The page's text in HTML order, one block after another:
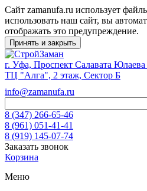
Сайт zamanufa.ru использует
использовать наш сайт, вы
отображать это предупреждение.
Принять и закрыть
г. Уфа, Проспект Салавата Юлаева
ТЦ "Алга", 2 этаж, Сектор Б
info@zamanufa.ru
8 (347) 266-65-46
8 (961) 051-41-41
8 (919) 145-07-74
Заказать звонок
Корзина
Меню